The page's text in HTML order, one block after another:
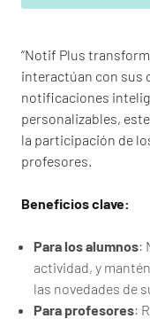
“Notif Plus
interactúan con sus
notificaciones
personalizables,
la participación de
profesores.
Beneficios clave:
Para los alumnos:
actividad, y
las novedades de
Para profesores: